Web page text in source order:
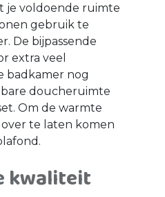
je voldoende ruimte
gebruik te
De bijpassende
extra veel
badkamer nog
doucheruimte
Om de warmte
te laten komen
kwaliteit